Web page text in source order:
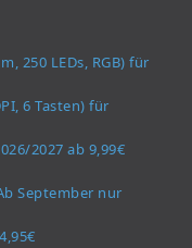
250 LEDs, RGB) für
6 Tasten) für
2027 ab 9,99€
September nur